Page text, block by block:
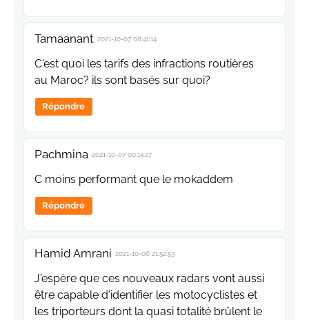
Tamaanant 2021-10-07 08:41:14
C'est quoi les tarifs des infractions routières
au Maroc? ils sont basés sur quoi?
Répondre
Pachmina 2021-10-07 00:14:27
C moins performant que le mokaddem
Répondre
Hamid Amrani 2021-10-06 21:52:53
J'espère que ces nouveaux radars vont aussi
être capable d'identifier les motocyclistes et
les triporteurs dont la quasi totalité brûlent le